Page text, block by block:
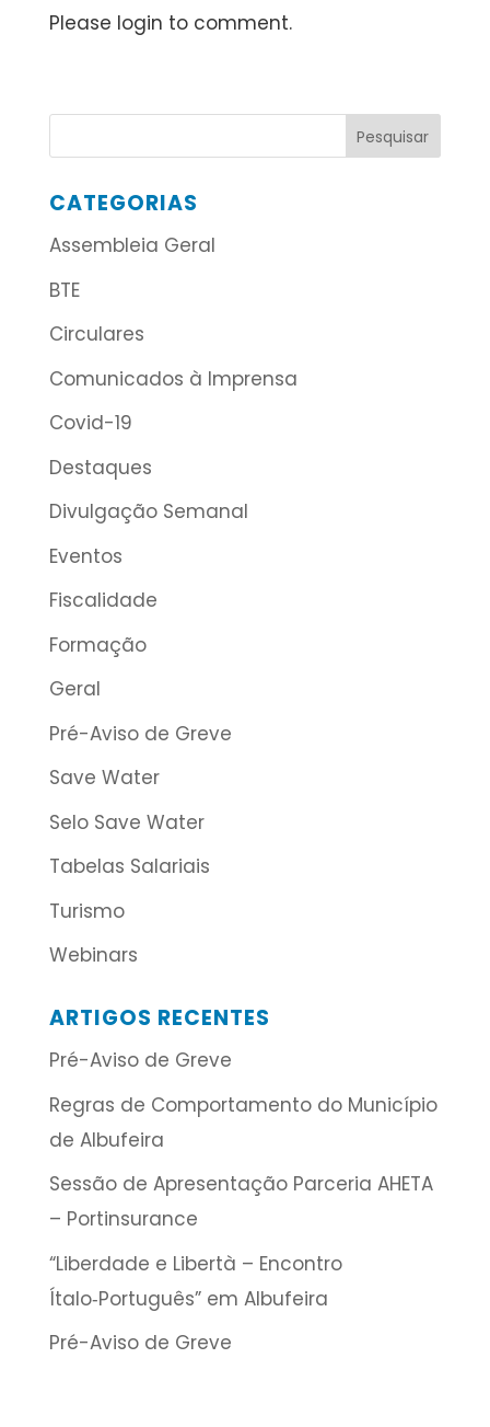
Please login to comment.
CATEGORIAS
Assembleia Geral
BTE
Circulares
Comunicados à Imprensa
Covid-19
Destaques
Divulgação Semanal
Eventos
Fiscalidade
Formação
Geral
Pré-Aviso de Greve
Save Water
Selo Save Water
Tabelas Salariais
Turismo
Webinars
ARTIGOS RECENTES
Pré-Aviso de Greve
Regras de Comportamento do Município
de Albufeira
Sessão de Apresentação Parceria AHETA
– Portinsurance
“Liberdade e Libertà – Encontro
Ítalo‑Português” em Albufeira
Pré-Aviso de Greve